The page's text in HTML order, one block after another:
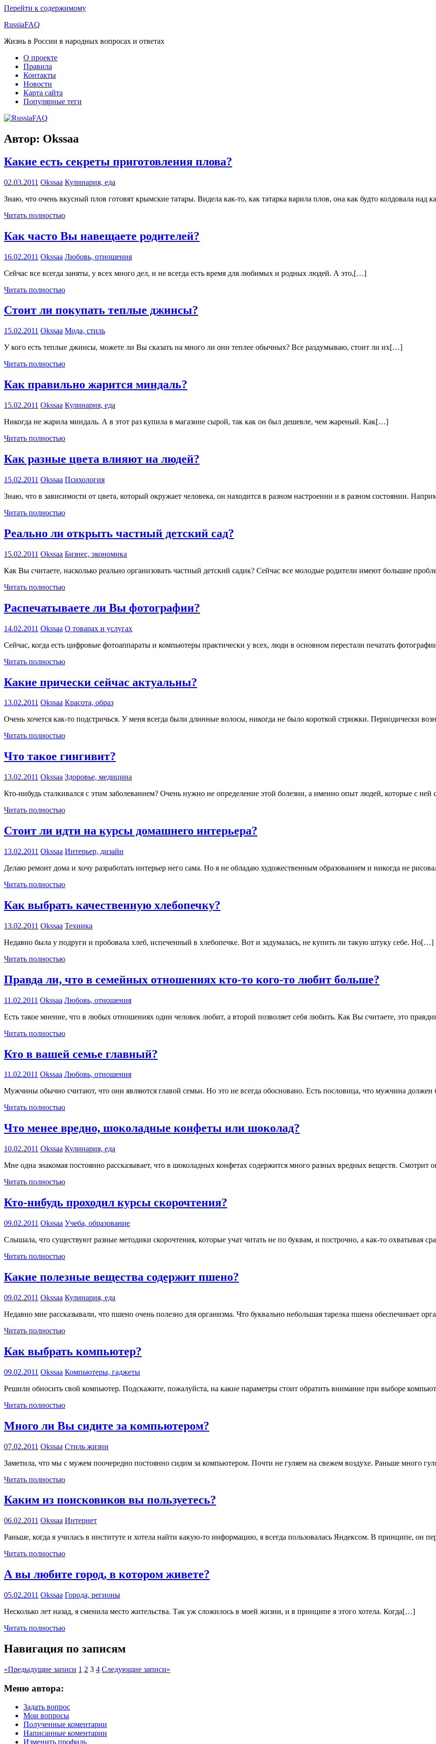
Перейти к содержимому
RussiaFAQ
Жизнь в России в народных вопросах и ответах
О проекте
Правила
Контакты
Новости
Карта сайта
Популярные теги
Автор: Okssaa
Какие есть секреты приготовления плова?
02.03.2011 Okssaa Кулинария, еда
Знаю, что очень вкусный плов готовят крымские татары. Видела как-то, как татарка варила плов, она как будто колдовала над
Читать полностью
Как часто Вы навещаете родителей?
16.02.2011 Okssaa Любовь, отношения
Сейчас все всегда заняты, у всех много дел, и не всегда есть время для любимых и родных людей. А это,[…]
Читать полностью
Стоит ли покупать теплые джинсы?
15.02.2011 Okssaa Мода, стиль
У кого есть теплые джинсы, можете ли Вы сказать на много ли они теплее обычных? Все раздумываю, стоит ли их[…]
Читать полностью
Как правильно жарится миндаль?
15.02.2011 Okssaa Кулинария, еда
Никогда не жарила миндаль. А в этот раз купила в магазине сырой, так как он был дешевле, чем жареный. Как[…]
Читать полностью
Как разные цвета влияют на людей?
15.02.2011 Okssaa Психология
Знаю, что в зависимости от цвета, который окружает человека, он находится в разном настроении и в разном состоянии.
Читать полностью
Реально ли открыть частный детский сад?
15.02.2011 Okssaa Бизнес, экономика
Как Вы считаете, насколько реально организовать частный детский садик? Сейчас все молодые родители имеют большие
Читать полностью
Распечатываете ли Вы фотографии?
14.02.2011 Okssaa О товарах и услугах
Сейчас, когда есть цифровые фотоаппараты и компьютеры практически у всех, люди в основном перестали печатать
Читать полностью
Какие прически сейчас актуальны?
13.02.2011 Okssaa Красота, образ
Очень хочется как-то подстричься. У меня всегда были длинные волосы, никогда не было короткой стрижки. Периодически
Читать полностью
Что такое гингивит?
13.02.2011 Okssaa Здоровье, медицина
Кто-нибудь сталкивался с этим заболеванием? Очень нужно не определение этой болезни, а именно опыт людей, которые с
Читать полностью
Стоит ли идти на курсы домашнего интерьера?
13.02.2011 Okssaa Интерьер, дизайн
Делаю ремонт дома и хочу разработать интерьер него сама. Но я не обладаю художественным образованием и никогда не
Читать полностью
Как выбрать качественную хлебопечку?
13.02.2011 Okssaa Техника
Недавно была у подруги и пробовала хлеб, испеченный в хлебопечке. Вот и задумалась, не купить ли такую штуку себе. Но[…]
Читать полностью
Правда ли, что в семейных отношениях кто-то кого-то любит больше?
11.02.2011 Okssaa Любовь, отношения
Есть такое мнение, что в любых отношениях один человек любит, а второй позволяет себя любить. Как Вы считаете, это
Читать полностью
Кто в вашей семье главный?
11.02.2011 Okssaa Любовь, отношения
Мужчины обычно считают, что они являются главой семьи. Но это не всегда обосновано. Есть пословица, что мужчина
Читать полностью
Что менее вредно, шоколадные конфеты или шоколад?
10.02.2011 Okssaa Кулинария, еда
Мне одна знакомая постоянно рассказывает, что в шоколадных конфетах содержится много разных вредных веществ.
Читать полностью
Кто-нибудь проходил курсы скорочтения?
09.02.2011 Okssaa Учеба, образование
Слышала, что существуют разные методики скорочтения, которые учат читать не по буквам, и построчно, а как-то охватывая
Читать полностью
Какие полезные вещества содержит пшено?
09.02.2011 Okssaa Кулинария, еда
Недавно мне рассказывали, что пшено очень полезно для организма. Что буквально небольшая тарелка пшена обеспечивает
Читать полностью
Как выбрать компьютер?
09.02.2011 Okssaa Компьютеры, гаджеты
Решили обносить свой компьютер. Подскажите, пожалуйста, на какие параметры стоит обратить внимание при выборе
Читать полностью
Много ли Вы сидите за компьютером?
07.02.2011 Okssaa Стиль жизни
Заметила, что мы с мужем поочередно постоянно сидим за компьютером. Почти не гуляем на свежем воздухе. Раньше много
Читать полностью
Каким из поисковиков вы пользуетесь?
06.02.2011 Okssaa Интернет
Раньше, когда я училась в институте и хотела найти какую-то информацию, я всегда пользовалась Яндексом. В принципе, он
Читать полностью
А вы любите город, в котором живете?
05.02.2011 Okssaa Города, регионы
Несколько лет назад, я сменила место жительства. Так уж сложилось в моей жизни, и в принципе я этого хотела. Когда[…]
Читать полностью
Навигация по записям
«Предыдущие записи 1 2 3 4 Следующие записи»
Меню автора:
Задать вопрос
Мои вопросы
Полученные коментарии
Написанные коментарии
Изменить профиль